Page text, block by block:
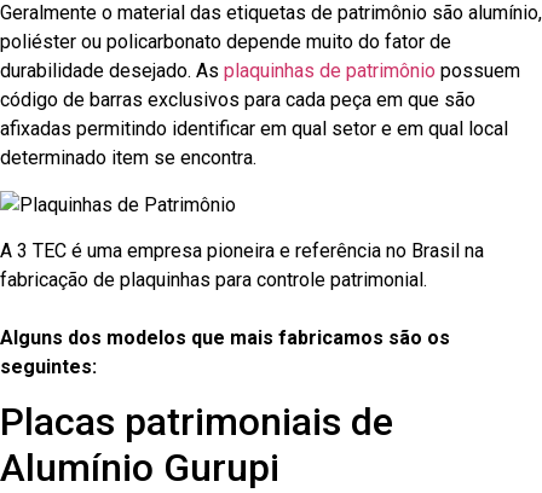
Geralmente o material das etiquetas de patrimônio são alumínio,
poliéster ou policarbonato depende muito do fator de
durabilidade desejado. As plaquinhas de patrimônio possuem
código de barras exclusivos para cada peça em que são
afixadas permitindo identificar em qual setor e em qual local
determinado item se encontra.
A 3 TEC é uma empresa pioneira e referência no Brasil na
fabricação de plaquinhas para controle patrimonial.
Alguns dos modelos que mais fabricamos são os
seguintes:
Placas patrimoniais de
Alumínio Gurupi